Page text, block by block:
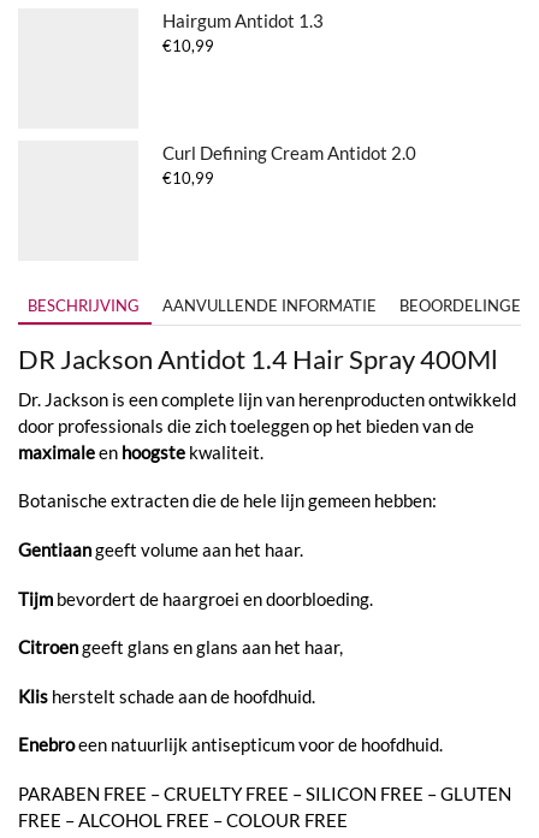
Hairgum Antidot 1.3
€10,99
Curl Defining Cream Antidot 2.0
€10,99
BESCHRIJVING AANVULLENDE INFORMATIE BEOORDELINGEN
DR Jackson Antidot 1.4 Hair Spray 400Ml
Dr. Jackson is een complete lijn van herenproducten ontwikkeld
door professionals die zich toeleggen op het bieden van de
maximaleen hoogste kwaliteit.
Botanische extracten die de hele lijn gemeen hebben:
Gentiaangeeft volume aan het haar.
Tijm bevordert de haargroei en doorbloeding.
Citroengeeft glans en glans aan het haar,
Klis herstelt schade aan de hoofdhuid.
Enebroeen natuurlijk antisepticum voor de hoofdhuid.
PARABEN FREE – CRUELTY FREE – SILICON FREE – GLUTEN
FREE – ALCOHOL FREE – COLOUR FREE